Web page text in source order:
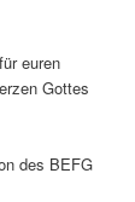
euren
Gottes
des BEFG